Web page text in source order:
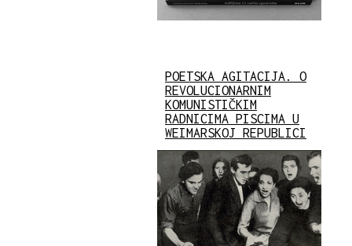
POETSKA AGITACIJA. O
REVOLUCIONARNIM
KOMUNISTIČKIM
RADNICIMA PISCIMA U
WEIMARSKOJ REPUBLICI